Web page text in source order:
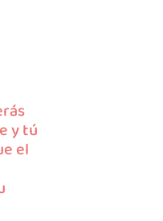
y tú
el